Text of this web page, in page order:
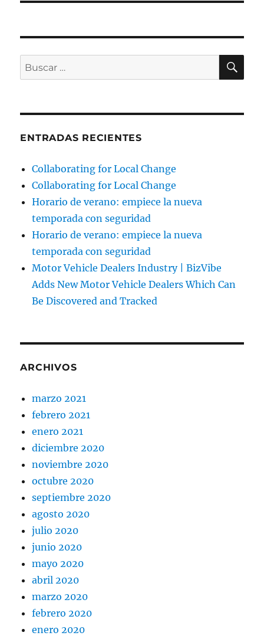
Buscar
por:
ENTRADAS RECIENTES
Collaborating for Local Change
Collaborating for Local Change
Horario de verano: empiece la nueva
temporada con seguridad
Horario de verano: empiece la nueva
temporada con seguridad
Motor Vehicle Dealers Industry | BizVibe
Adds New Motor Vehicle Dealers Which Can
Be Discovered and Tracked
ARCHIVOS
marzo 2021
febrero 2021
enero 2021
diciembre 2020
noviembre 2020
octubre 2020
septiembre 2020
agosto 2020
julio 2020
junio 2020
mayo 2020
abril 2020
marzo 2020
febrero 2020
enero 2020